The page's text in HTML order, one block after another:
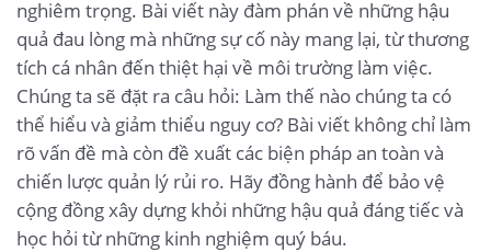
nghiêm trọng. Bài viết này đàm phán về những hậu
quả đau lòng mà những sự cố này mang lại, từ thương
tích cá nhân đến thiệt hại về môi trường làm việc.
Chúng ta sẽ đặt ra câu hỏi: Làm thế nào chúng ta có
thể hiểu và giảm thiểu nguy cơ? Bài viết không chỉ làm
rõ vấn đề mà còn đề xuất các biện pháp an toàn và
chiến lược quản lý rủi ro. Hãy đồng hành để bảo vệ
cộng đồng xây dựng khỏi những hậu quả đáng tiếc và
học hỏi từ những kinh nghiệm quý báu.